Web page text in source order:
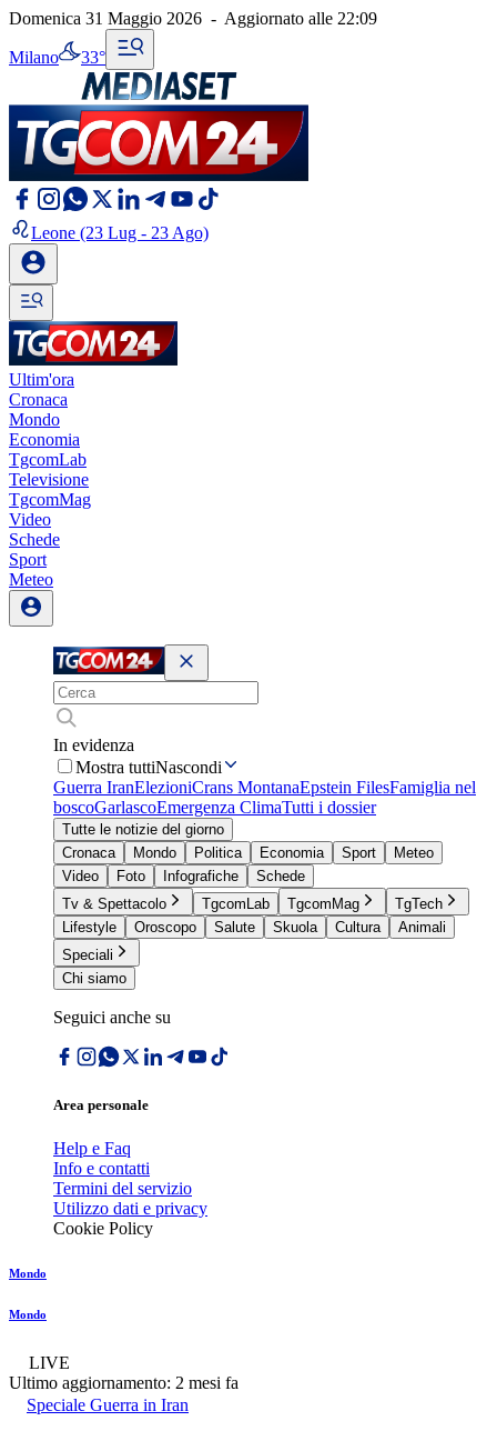
Domenica 31 Maggio 2026 - Aggiornato alle 22:09
Milano 33°
Leone (23 Lug - 23 Ago)
Ultim'ora
Cronaca
Mondo
Economia
TgcomLab
Televisione
TgcomMag
Video
Schede
Sport
Meteo
In evidenza
Mostra tuttiNascondi
Guerra IranElezioniCrans MontanaEpstein FilesFamiglia nel
boscoGarlascoEmergenza ClimaTutti i dossier
Tutte le notizie del giorno
Cronaca
Mondo Politica Economia Sport
Meteo
Video
Foto Infografiche
Schede
Tv & Spettacolo
TgcomLab TgcomMag
TgTech
Lifestyle
Oroscopo Salute Skuola Cultura
Animali
Speciali
Chi siamo
Seguici anche su
Area personale
Help e Faq
Info e contatti
Termini del servizio
Utilizzo dati e privacy
Cookie Policy
Mondo
Mondo
LIVE
Ultimo aggiornamento: 2 mesi fa
Speciale Guerra in Iran